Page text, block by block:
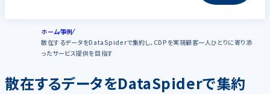
ホーム事例
散在するデータをDataSpiderで集約し、CDPを実現顧客一人ひとりに寄り添
ったサービス提供を目指す
散在するデータをDataSpiderで集約